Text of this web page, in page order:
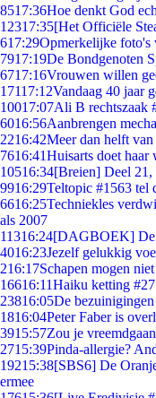
8517:36Hoe denkt God
12317:35[Het Officiële
617:29Opmerkelijke foto's
7917:19De Bondgenoten
6717:16Vrouwen willen
17117:12Vandaag 40 jaar
10017:07Ali B rechtszaak
6016:56Aanbrengen
2216:42Meer dan helft
7616:41Huisarts doet
10516:34[Breien] Deel 21,
9916:29Teltopic #1563 tel
6616:25Techniekles
als 2007
11316:24[DAGBOEK] De
4016:23Jezelf gelukkig
216:17Schapen mogen
16616:11Haiku ketting
23816:05De
1816:04Peter Faber is
3915:57Zou je
2715:39Pinda-allergie?
19215:38[SBS6] De
ermee